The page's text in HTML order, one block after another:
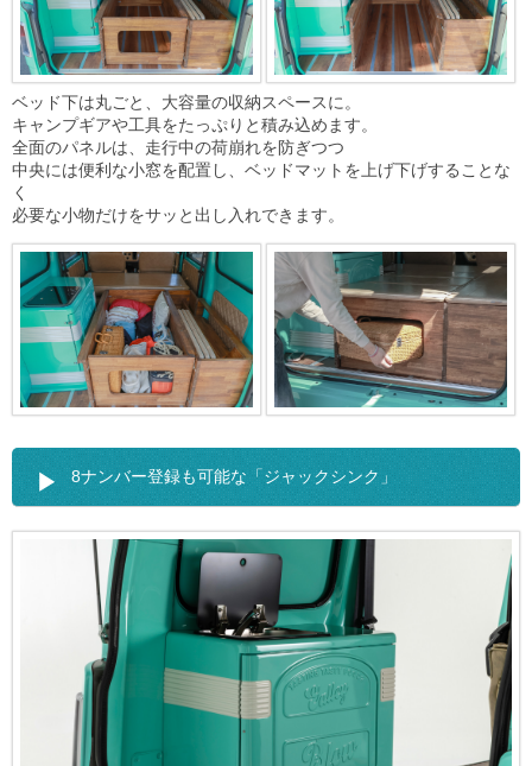
ベッド下は丸ごと、大容量の収納スペースに。
キャンプギアや工具をたっぷりと積み込めます。
全面のパネルは、走行中の荷崩れを防ぎつつ
中央には便利な小窓を配置し、ベッドマットを上げ下げすることな
く
必要な小物だけをサッと出し入れできます。
8ナンバー登録も可能な「ジャックシンク」